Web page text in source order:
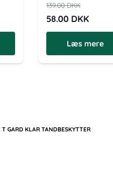
139.00DKK
58.00 DKK
Læs mere
T GARD KLAR TANDBESKYTTER